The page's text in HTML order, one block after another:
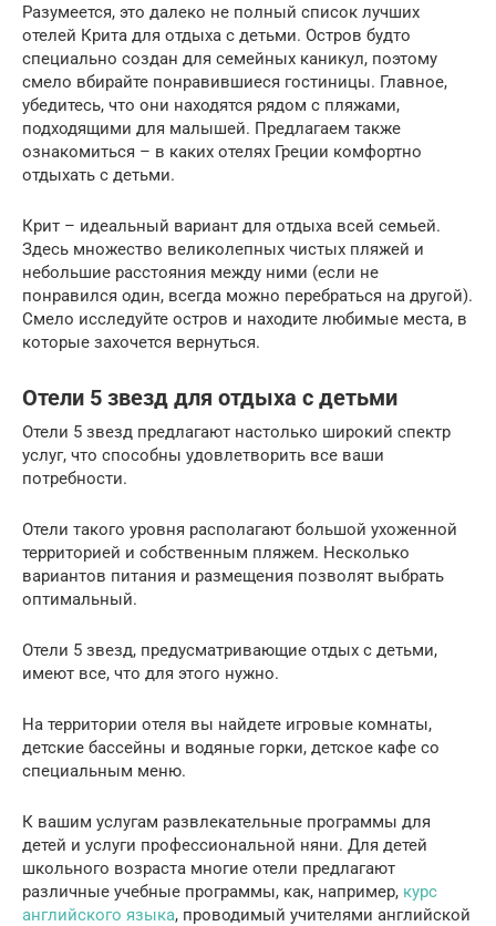
Разумеется, это далеко не полный список лучших
отелей Крита для отдыха с детьми. Остров будто
специально создан для семейных каникул, поэтому
смело вбирайте понравившиеся гостиницы. Главное,
убедитесь, что они находятся рядом с пляжами,
подходящими для малышей. Предлагаем также
ознакомиться – в каких отелях Греции комфортно
отдыхать с детьми.
Крит – идеальный вариант для отдыха всей семьей.
Здесь множество великолепных чистых пляжей и
небольшие расстояния между ними (если не
понравился один, всегда можно перебраться на другой).
Смело исследуйте остров и находите любимые места, в
которые захочется вернуться.
Отели 5 звезд для отдыха с детьми
Отели 5 звезд предлагают настолько широкий спектр
услуг, что способны удовлетворить все ваши
потребности.
Отели такого уровня располагают большой ухоженной
территорией и собственным пляжем. Несколько
вариантов питания и размещения позволят выбрать
оптимальный.
Отели 5 звезд, предусматривающие отдых с детьми,
имеют все, что для этого нужно.
На территории отеля вы найдете игровые комнаты,
детские бассейны и водяные горки, детское кафе со
специальным меню.
К вашим услугам развлекательные программы для
детей и услуги профессиональной няни. Для детей
школьного возраста многие отели предлагают
различные учебные программы, как, например, курс
английского языка, проводимый учителями английской